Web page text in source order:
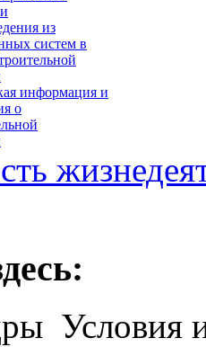
из
систем в
информация и
о
Условия